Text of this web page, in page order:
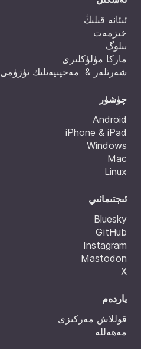
ئىئانە قىلىڭ
خىزمەت
بىلوگ
ماركا مۈلۈكلىرى
شەرتلەر & مەخپىيەتلىك تۈزۈمى
چۈشۈر
Android
iPhone & iPad
Windows
Mac
Linux
ئىجتىمائىي
Bluesky
GitHub
Instagram
Mastodon
X
ياردەم
قوللاش مەركىزى
مەھەللە